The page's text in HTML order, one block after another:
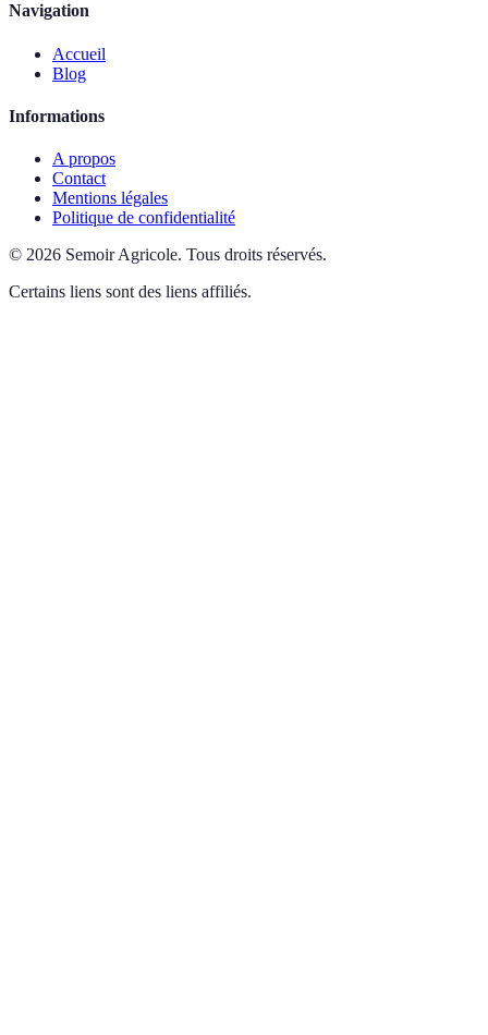
Navigation
Accueil
Blog
Informations
A propos
Contact
Mentions légales
Politique de confidentialité
© 2026 Semoir Agricole. Tous droits réservés.
Certains liens sont des liens affiliés.